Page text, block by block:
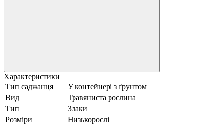
Характеристики
Тип саджанця
У контейнері з ґрунтом
Вид
Травяниста рослина
Тип
Злаки
Розміри
Низькорослі